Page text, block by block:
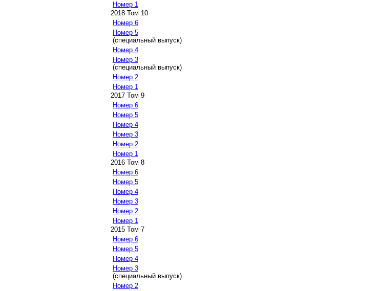
Номер 1
2018 Том 10
Номер 6
Номер 5
(специальный выпуск)
Номер 4
Номер 3
(специальный выпуск)
Номер 2
Номер 1
2017 Том 9
Номер 6
Номер 5
Номер 4
Номер 3
Номер 2
Номер 1
2016 Том 8
Номер 6
Номер 5
Номер 4
Номер 3
Номер 2
Номер 1
2015 Том 7
Номер 6
Номер 5
Номер 4
Номер 3
(специальный выпуск)
Номер 2